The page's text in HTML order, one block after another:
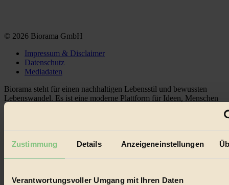
Zustimmung Details Anzeigeneinstellungen
Verantwortungsvoller Umgang mit Ihren Daten
© 2026 Biorama GmbH
Impressum & Disclaimer
Datenschutz
Mediadaten
Biorama steht für einen nachhaltigen Lebensstil und bewussten
Lebenswandel. Es ist eine moderne Plattform für Ideen, Menschen
und Produkte, ein Leitfaden im schnell wachsenden Markt des
Social Media
3.415 Follower auf Twitter
Themen